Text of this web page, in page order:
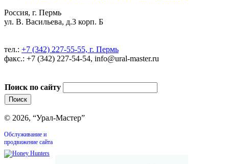
Россия, г. Пермь
ул. В. Васильева, д.3 корп. Б
тел.: +7 (342) 227-55-55, г. Пермь
факс.: +7 (342) 227-54-54, info@ural-master.ru
Поиск по сайту
© 2026, “Урал-Мастер”
Обслуживание и
продвижение сайта